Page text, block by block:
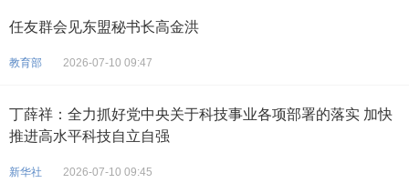
任友群会见东盟秘书长高金洪
教育部 2026-07-10 09:47
丁薛祥：全力抓好党中央关于科技事业各项部署的落实 加快
推进高水平科技自立自强
新华社 2026-07-10 09:45